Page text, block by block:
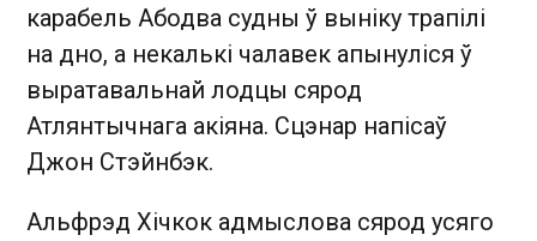
карабель Абодва судны ў выніку трапілі
на дно, а некалькі чалавек апынуліся ў
выратавальнай лодцы сярод
Атлянтычнага акіяна. Сцэнар напісаў
Джон Стэйнбэк.
Альфрэд Хічкок адмыслова сярод усяго